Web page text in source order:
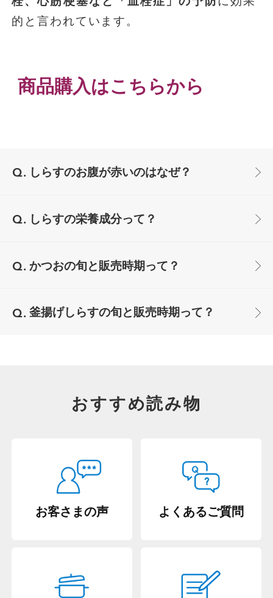
的と言われています。
商品購入はこちらから
しらすのお腹が赤いのはなぜ？
しらすの栄養成分って？
かつおの旬と販売時期って？
釜揚げしらすの旬と販売時期って？
おすすめ読み物
お客さまの声 よくあるご質問